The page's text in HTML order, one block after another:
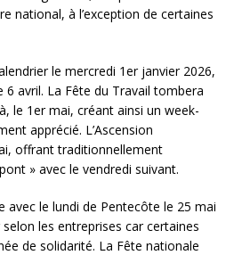
national, à l’exception de certaines
le mercredi 1er janvier 2026,
6 avril. La Fête du Travail tombera
le 1er mai, créant ainsi un week-
apprécié. L’Ascension
offrant traditionnellement
» avec le vendredi suivant.
avec le lundi de Pentecôte le 25 mai
les entreprises car certaines
de solidarité. La Fête nationale